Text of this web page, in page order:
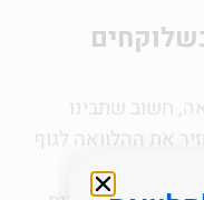
חשוב שתבינו
את ההלוואה לגוף